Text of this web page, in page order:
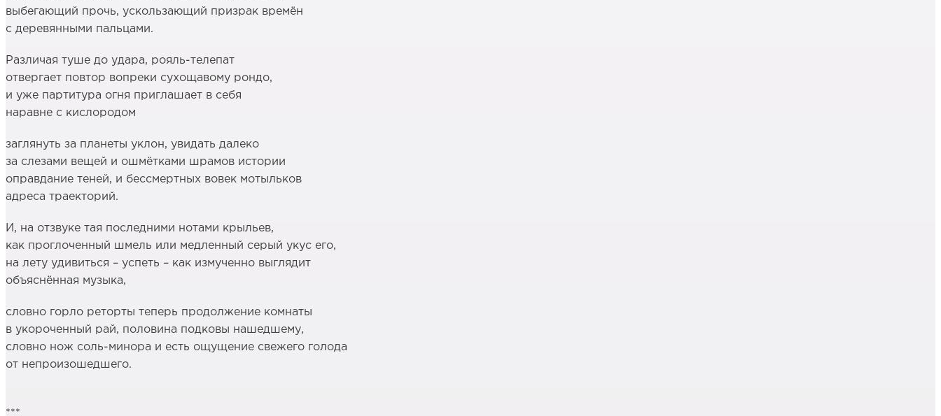
выбегающий прочь, ускользающий призрак времён
с деревянными пальцами.
Различая туше до удара, рояль-телепат
отвергает повтор вопреки сухощавому рондо,
и уже партитура огня приглашает в себя
наравне с кислородом
заглянуть за планеты уклон, увидать далеко
за слезами вещей и ошмётками шрамов истории
оправдание теней, и бессмертных вовек мотыльков
адреса траекторий.
И, на отзвуке тая последними нотами крыльев,
как проглоченный шмель или медленный серый укус его,
на лету удивиться – успеть – как измученно выглядит
объяснённая музыка,
словно горло реторты теперь продолжение комнаты
в укороченный рай, половина подковы нашедшему,
словно нож соль-минора и есть ощущение свежего голода
от непроизошедшего.
***